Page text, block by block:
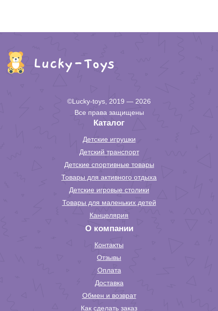
©Lucky-toys, 2019 — 2026
Все права защищены
Каталог
Детские игрушки
Детский транспорт
Детские спортивные товары
Товары для активного отдыха
Детские игровые столики
Товары для маленьких детей
Канцелярия
О компании
Контакты
Отзывы
Оплата
Доставка
Обмен и возврат
Как сделать заказ